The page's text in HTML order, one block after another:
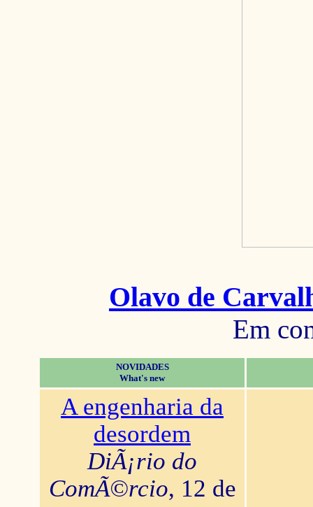
Olavo de
Em
NOVIDADES
What's new
A engenharia da
desordem
DiÃ¡rio do
ComÃ©rcio, 12 de